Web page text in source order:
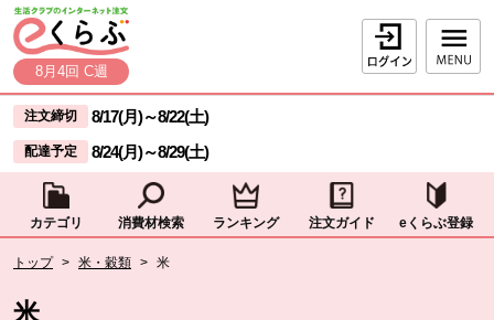
ページの先頭です。
本文へジャンプする。
8月4回 C週
ログイン
ここからサイト内共通メニューです。
サイト内共通メニューをスキップする
注文締切 8/17(月)～8/22(土)
配達予定 8/24(月)～8/29(土)
カテゴリ 消費材検索 ランキング 注文ガイド eくらぶ登録
トップ > 米・穀類 > 米
米